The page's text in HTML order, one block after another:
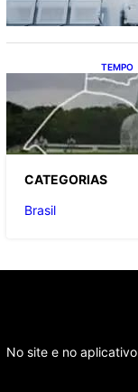
TEMPO
O
CATEGORIAS
Brasil
No site e no